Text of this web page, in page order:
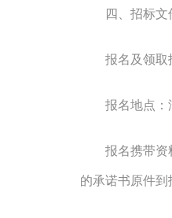
四、招标文
报名及领取
报名地点：
报名携带资
的承诺书原件到